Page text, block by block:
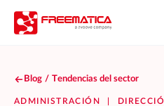
Blog / Tendencias del sector
ADMINISTRACIÓN